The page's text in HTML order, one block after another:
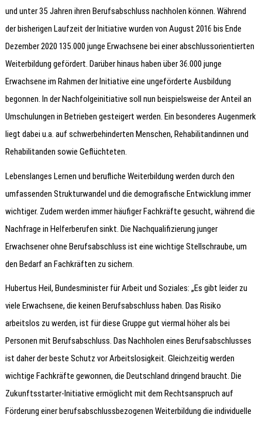
und unter 35 Jahren ihren Berufsabschluss nachholen können. Während
der bisherigen Laufzeit der Initiative wurden von August 2016 bis Ende
Dezember 2020 135.000 junge Erwachsene bei einer abschlussorientierten
Weiterbildung gefördert. Darüber hinaus haben über 36.000 junge
Erwachsene im Rahmen der Initiative eine ungeförderte Ausbildung
begonnen. In der Nachfolgeinitiative soll nun beispielsweise der Anteil an
Umschulungen in Betrieben gesteigert werden. Ein besonderes Augenmerk
liegt dabei u.a. auf schwerbehinderten Menschen, Rehabilitandinnen und
Rehabilitanden sowie Geflüchteten.
Lebenslanges Lernen und berufliche Weiterbildung werden durch den
umfassenden Strukturwandel und die demografische Entwicklung immer
wichtiger. Zudem werden immer häufiger Fachkräfte gesucht, während die
Nachfrage in Helferberufen sinkt. Die Nachqualifizierung junger
Erwachsener ohne Berufsabschluss ist eine wichtige Stellschraube, um
den Bedarf an Fachkräften zu sichern.
Hubertus Heil, Bundesminister für Arbeit und Soziales: „Es gibt leider zu
viele Erwachsene, die keinen Berufsabschluss haben. Das Risiko
arbeitslos zu werden, ist für diese Gruppe gut viermal höher als bei
Personen mit Berufsabschluss. Das Nachholen eines Berufsabschlusses
ist daher der beste Schutz vor Arbeitslosigkeit. Gleichzeitig werden
wichtige Fachkräfte gewonnen, die Deutschland dringend braucht. Die
Zukunftsstarter-Initiative ermöglicht mit dem Rechtsanspruch auf
Förderung einer berufsabschlussbezogenen Weiterbildung die individuelle